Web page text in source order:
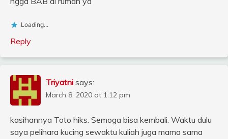
Loading...
Reply
Triyatni says:
March 8, 2020 at 1:12 pm
kasihannya Toto hiks. Semoga bisa kembali. Waktu dulu
saya pelihara kucing sewaktu kuliah juga mama sama